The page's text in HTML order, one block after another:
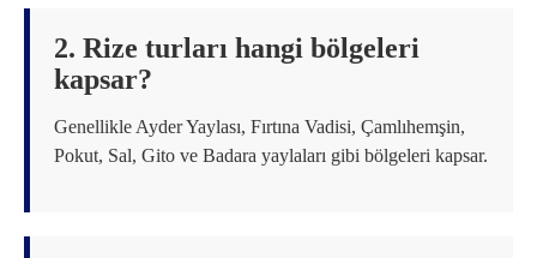
2. Rize turları hangi bölgeleri
kapsar?
Genellikle Ayder Yaylası, Fırtına Vadisi, Çamlıhemşin,
Pokut, Sal, Gito ve Badara yaylaları gibi bölgeleri kapsar.